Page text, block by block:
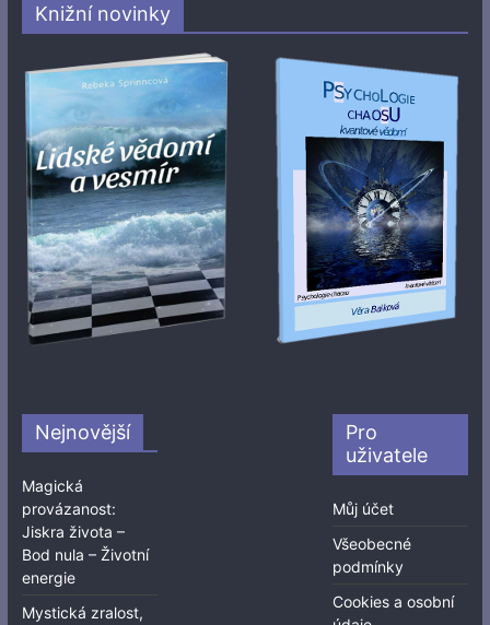
Knižní novinky
Nejnovější
Magická
provázanost:
Jiskra života –
Bod nula – Životní
energie
Mystická zralost,
Pro
uživatele
Můj účet
Všeobecné
podmínky
Cookies a osobní